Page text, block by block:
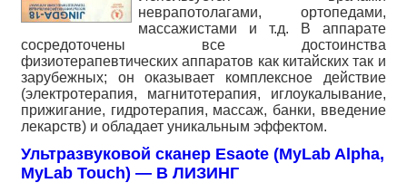
неврапотолагами, ортопедами,
массажистами и т.д. В аппарате
сосредоточены все достоинства
физиотерапевтических аппаратов как китайских так и
зарубежных; он оказывает комплексное действие
(электротерапия, магнитотерапия, иглоукалывание,
прижигание, гидротерапия, массаж, банки, введение
лекарств) и обладает уникальным эффектом.
Ультразвуковой сканер Esaote (MyLab Alpha,
MyLab Touch) — В ЛИЗИНГ